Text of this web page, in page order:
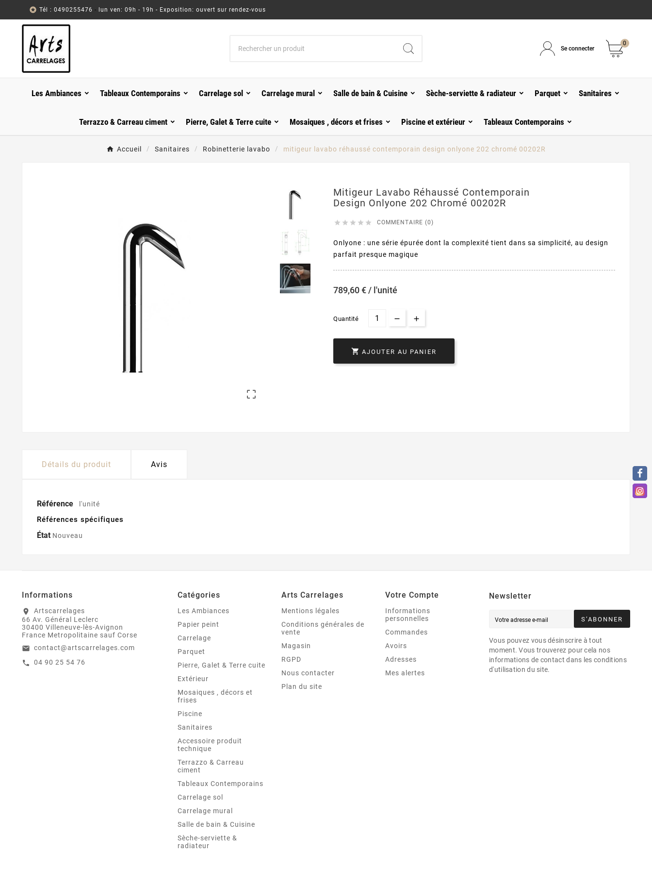
 Tél : 0490255476 - lun ven: 09h - 19h - Exposition: ouvert sur rendez-vous
Se connecter
0
Les Ambiances Tableaux Contemporains Carrelage sol Carrelage mural Salle de bain & Cuisine Sèche-serviette & radiateur Parquet Sanitaires
Terrazzo & Carreau ciment Pierre, Galet & Terre cuite Mosaiques , décors et frises Piscine et extérieur Tableaux Contemporains
Accueil Sanitaires Robinetterie lavabo mitigeur lavabo réhaussé contemporain design onlyone 202 chromé 00202R

Mitigeur Lavabo Réhaussé Contemporain
Design Onlyone 202 Chromé 00202R
     COMMENTAIRE (0)
Onlyone : une série épurée dont la complexité tient dans sa simplicité, au design
parfait presque magique
789,60 € / l'unité
Quantité
 AJOUTER AU PANIER
Détails du produit Avis
Référence l'unité
Références spécifiques
État Nouveau
Informations
location_on
Artscarrelages
66 Av. Général Leclerc
30400 Villeneuve-lès-Avignon
France Metropolitaine sauf Corse
email contact@artscarrelages.com
call 04 90 25 54 76
Catégories
Les Ambiances
Papier peint
Carrelage
Parquet
Pierre, Galet & Terre cuite
Extérieur
Mosaiques , décors et
frises
Piscine
Sanitaires
Accessoire produit
technique
Terrazzo & Carreau
ciment
Tableaux Contemporains
Carrelage sol
Carrelage mural
Salle de bain & Cuisine
Sèche-serviette &
radiateur
Arts Carrelages
Mentions légales
Conditions générales de
vente
Magasin
RGPD
Nous contacter
Plan du site
Votre Compte
Informations
personnelles
Commandes
Avoirs
Adresses
Mes alertes
Newsletter
S’ABONNER
Vous pouvez vous désinscrire à tout
moment. Vous trouverez pour cela nos
informations de contact dans les conditions
d'utilisation du site.